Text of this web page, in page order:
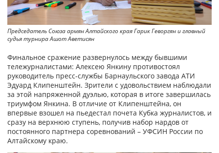
Председатель Союза армян Алтайского края Гарик Геворгян и главный
судья турнира Ашот Аветисян
Финальное сражение развернулось между бывшими
тележурналистами: Алексею Янкину противостоял
руководитель пресс-службы Барнаульского завода АТИ
Эдуард Клипенштейн. Зрители с удовольствием наблюдали
за этой напряженной дуэлью, которая в итоге завершилась
триумфом Янкина. В отличие от Клипенштейна, он
впервые взошел на пьедестал почета Кубка журналистов, и
сразу на верхнюю ступень, получив набор нардов от
постоянного партнера соревнований – УФСИН России по
Алтайскому краю.